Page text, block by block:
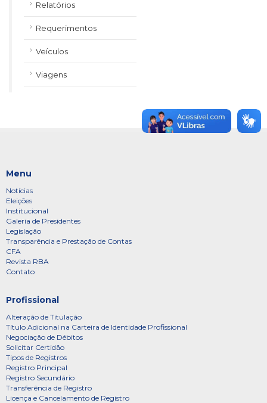
Relatórios
Requerimentos
Veículos
Viagens
Menu
Notícias
Eleições
Institucional
Galeria de Presidentes
Legislação
Transparência e Prestação de Contas
CFA
Revista RBA
Contato
Profissional
Alteração de Titulação
Título Adicional na Carteira de Identidade Profissional
Negociação de Débitos
Solicitar Certidão
Tipos de Registros
Registro Principal
Registro Secundário
Transferência de Registro
Licença e Cancelamento de Registro